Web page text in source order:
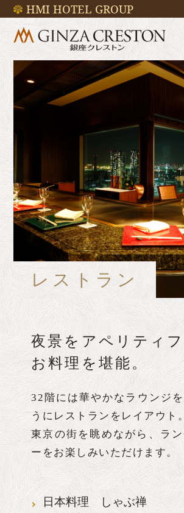
HMI HOTEL GROUP
レストラン
夜景をアペリティフ
お料理を堪能。
32階には華やかなラウンジ
うにレストランをレイアウト。
東京の街を眺めながら、ラ
ーをお楽しみいただけます。
日本料理 しゃぶ禅